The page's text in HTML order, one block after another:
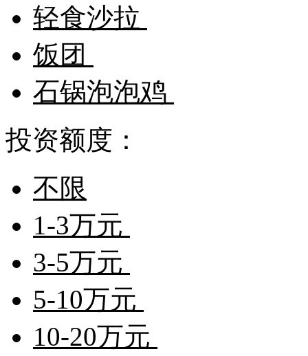
轻食沙拉
饭团
石锅泡泡鸡
投资额度：
不限
1-3万元
3-5万元
5-10万元
10-20万元